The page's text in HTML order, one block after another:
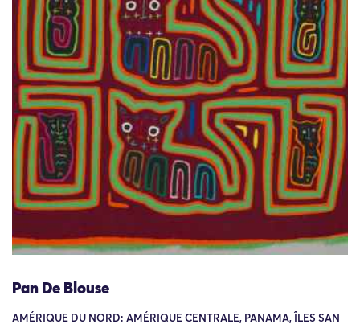
Pan De Blouse
AMÉRIQUE DU NORD: AMÉRIQUE CENTRALE, PANAMA, ÎLES SAN